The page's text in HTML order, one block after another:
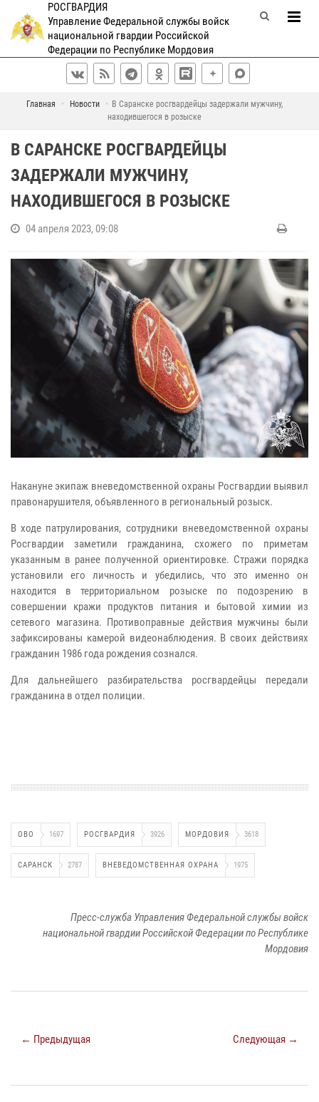
РОСГВАРДИЯ
Управление Федеральной службы войск
национальной гвардии Российской
Федерации по Республике Мордовия
Главная Новости
В Саранске росгвардейцы задержали мужчину,
находившегося в розыске
В САРАНСКЕ РОСГВАРДЕЙЦЫ
ЗАДЕРЖАЛИ МУЖЧИНУ,
НАХОДИВШЕГОСЯ В РОЗЫСКЕ
04 апреля 2023, 09:08
Накануне экипаж вневедомственной охраны Росгвардии выявил
правонарушителя, объявленного в региональный розыск.
В ходе патрулирования, сотрудники вневедомственной охраны
Росгвардии заметили гражданина, схожего по приметам
указанным в ранее полученной ориентировке. Стражи порядка
установили его личность и убедились, что это именно он
находится в территориальном розыске по подозрению в
совершении кражи продуктов питания и бытовой химии из
сетевого магазина. Противоправные действия мужчины были
зафиксированы камерой видеонаблюдения. В своих действиях
гражданин 1986 года рождения сознался.
Для дальнейшего разбирательства росгвардейцы передали
гражданина в отдел полиции.
ОВО 1697 РОСГВАРДИЯ 3926 МОРДОВИЯ 3618
САРАНСК 2787 ВНЕВЕДОМСТВЕННАЯ ОХРАНА 1975
Пресс-служба Управления Федеральной службы войск
национальной гвардии Российской Федерации по Республике
Мордовия
← Предыдущая Следующая →